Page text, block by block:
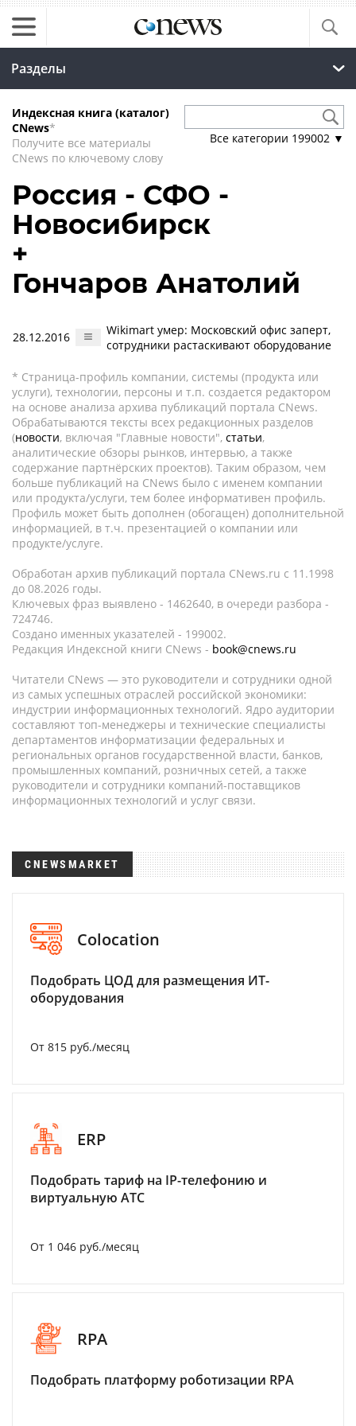
Разделы
Индексная книга (каталог)
CNews*
Получите все материалы
CNews по ключевому слову
Все категории 199002 ▼
Россия - СФО -
Новосибирск
+
Гончаров Анатолий
28.12.2016
Wikimart умер: Московский офис заперт,
сотрудники растаскивают оборудование
* Страница-профиль компании, системы (продукта или
услуги), технологии, персоны и т.п. создается редактором
на основе анализа архива публикаций портала CNews.
Обрабатываются тексты всех редакционных разделов
(новости, включая "Главные новости", статьи,
аналитические обзоры рынков, интервью, а также
содержание партнёрских проектов). Таким образом, чем
больше публикаций на CNews было с именем компании
или продукта/услуги, тем более информативен профиль.
Профиль может быть дополнен (обогащен) дополнительной
информацией, в т.ч. презентацией о компании или
продукте/услуге.
Обработан архив публикаций портала CNews.ru c 11.1998
до 08.2026 годы.
Ключевых фраз выявлено - 1462640, в очереди разбора -
724746.
Создано именных указателей - 199002.
Редакция Индексной книги CNews - book@cnews.ru
Читатели CNews — это руководители и сотрудники одной
из самых успешных отраслей российской экономики:
индустрии информационных технологий. Ядро аудитории
составляют топ-менеджеры и технические специалисты
департаментов информатизации федеральных и
региональных органов государственной власти, банков,
промышленных компаний, розничных сетей, а также
руководители и сотрудники компаний-поставщиков
информационных технологий и услуг связи.
CNEWSMARKET
Colocation
Подобрать ЦОД для размещения ИТ-
оборудования
От 815 руб./месяц
ERP
Подобрать тариф на IP-телефонию и
виртуальную АТС
От 1 046 руб./месяц
RPA
Подобрать платформу роботизации RPA